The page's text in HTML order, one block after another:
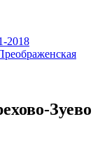
2018
Зуево